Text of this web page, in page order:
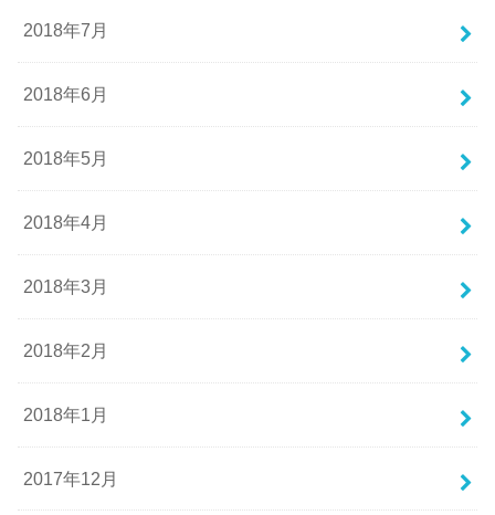
2018年7月
2018年6月
2018年5月
2018年4月
2018年3月
2018年2月
2018年1月
2017年12月